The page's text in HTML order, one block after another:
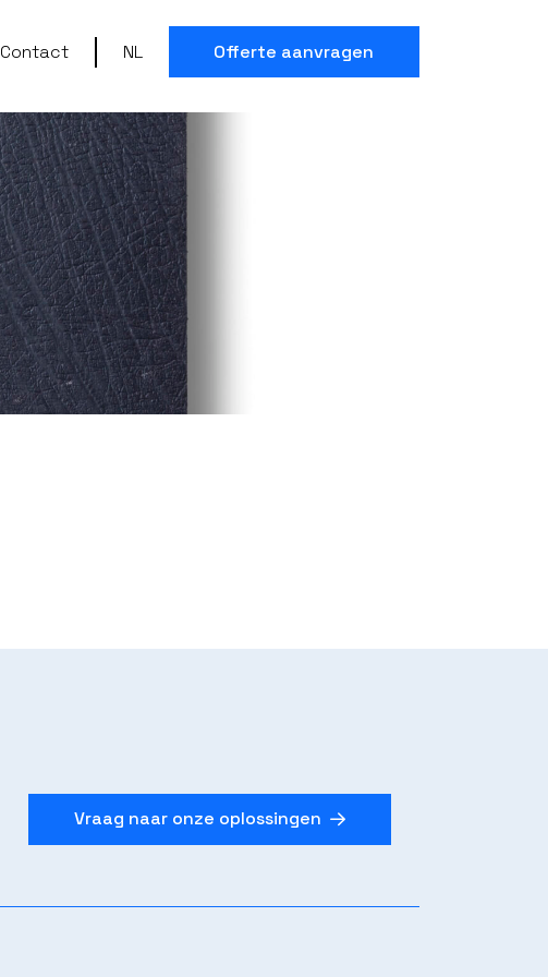
Contact NL Offerte aanvragen
Vraag naar onze oplossingen